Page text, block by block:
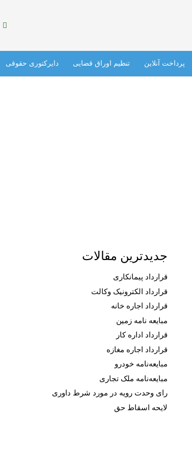
پرداخت آنلاین تنظیم اوراق قضایی دایرکتوری حقوقی
جدیدترین مقالات
قرارداد پیمانکاری
قرارداد الکترونیک وکالت
قرارداد اجاره خانه
مبایعه نامه زمین
قرارداد اداره کار
قرارداد اجاره مغازه
مبایعه‌نامه خودرو
مبایعه‌نامه ملک تجاری
رای وحدت رویه در مورد شرط داوری
لایحه اسقاط حق